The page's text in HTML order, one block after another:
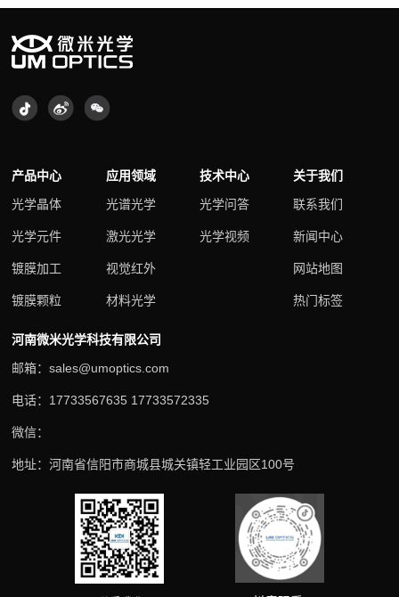
产品中心
光学晶体
光学元件
镀膜加工
镀膜颗粒
应用领域
光谱光学
激光光学
视觉红外
材料光学
技术中心
光学问答
光学视频
关于我们
联系我们
新闻中心
网站地图
热门标签
河南微米光学科技有限公司
邮箱：sales@umoptics.com
电话：17733567635 17733572335
微信：
地址：河南省信阳市商城县城关镇轻工业园区100号